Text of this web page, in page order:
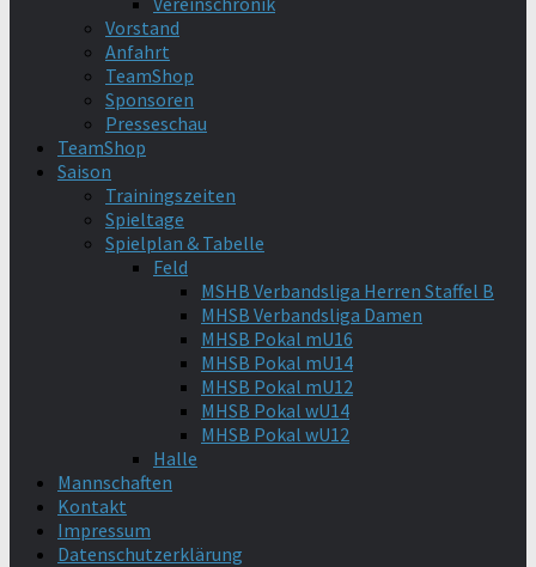
Vorstand
Anfahrt
TeamShop
Sponsoren
Presseschau
TeamShop
Saison
Trainingszeiten
Spieltage
Spielplan & Tabelle
Feld
MSHB Verbandsliga Herren Staffel B
MHSB Verbandsliga Damen
MHSB Pokal mU16
MHSB Pokal mU14
MHSB Pokal mU12
MHSB Pokal wU14
MHSB Pokal wU12
Halle
Mannschaften
Kontakt
Impressum
Datenschutzerklärung